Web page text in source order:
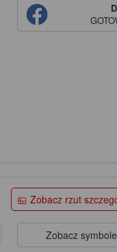
Zobacz rzut
Zobacz